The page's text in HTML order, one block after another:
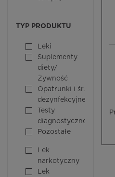
TYP PRODUKTU
Leki
Suplementy
diety/
Żywność
Opatrunki i śr.
dezynfekcyjne
Testy
diagnostyczne
Pozostałe
Lek
narkotyczny
Lek